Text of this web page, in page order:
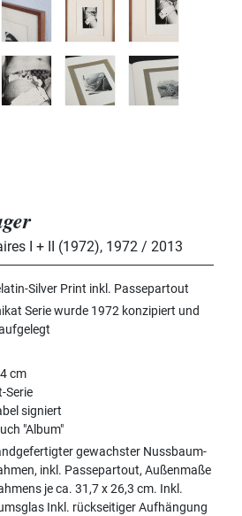
I + II (1972), 1972 / 2013
Silver Print inkl. Passepartout
Serie wurde 1972 konzipiert und
cm
Serie
signiert
"Album"
gewachster Nussbaum-
inkl. Passepartout, Außenmaße
je ca. 31,7 x 26,3 cm. Inkl.
Inkl. rückseitiger Aufhängung